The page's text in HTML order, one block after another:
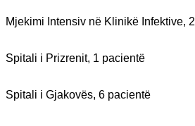
Mjekimi Intensiv në Klinikë Infektive,
Spitali i Prizrenit, 1 pacientë
Spitali i Gjakovës, 6 pacientë